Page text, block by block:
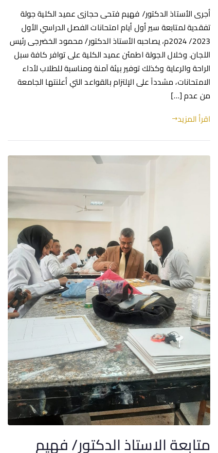
أجرى الأستاذ الدكتور/ فهيم فتحى حجازى عميد الكلية جولة
تفقدية لمتابعة سير أول أيام امتحانات الفصل الدراسي الأول
2023/ 2024م، يصاحبه الأستاذ الدكتور/ محمود الخضرجى رئيس
اللجان. وخلال الجولة اطمئن عميد الكلية على توافر كافة سبل
الراحة والرعاية وكذلك توفير بيئة آمنة ومناسبة للطلاب لأداء
الامتحانات، مشدداً على الإلتزام بالقواعد التي أعلنتها الجامعة
من عدم […]
اقرأ المزيد
متابعة الاستاذ الدكتور/ فهيم